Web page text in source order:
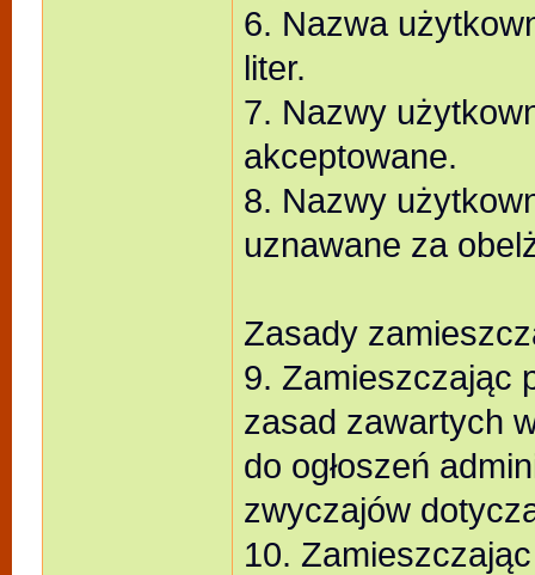
6. Nazwa
liter.
7. Nazwy
akceptowane.
8. Nazwy
uznawane za
Zasady
9. Zamieszczając
zasad zawartych
do ogłoszeń
zwyczajów
10.